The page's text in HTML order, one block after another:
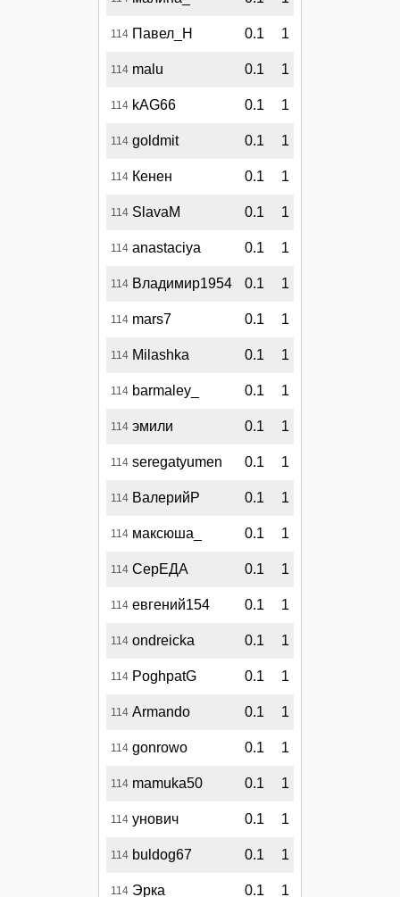
114 Павел_Н 0.1 1
114 malu 0.1 1
114 kAG66 0.1 1
114 goldmit 0.1 1
114 Кенен 0.1 1
114 SlavaM 0.1 1
114 anastaciya 0.1 1
114 Владимир1954 0.1 1
114 mars7 0.1 1
114 Milashka 0.1 1
114 barmaley_ 0.1 1
114 эмили 0.1 1
114 seregatyumen 0.1 1
114 ВалерийР 0.1 1
114 максюша_ 0.1 1
114 СерЕДА 0.1 1
114 евгений154 0.1 1
114 ondreicka 0.1 1
114 PoghpatG 0.1 1
114 Armando 0.1 1
114 gonrowo 0.1 1
114 mamuka50 0.1 1
114 унович 0.1 1
114 buldog67 0.1 1
114 Эрка 0.1 1